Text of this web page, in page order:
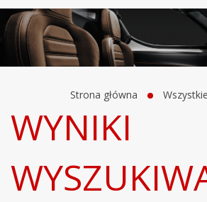
Strona główna
WYNIKI